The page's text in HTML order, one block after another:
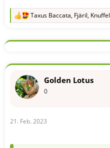
R
k
o
e
n
Taxus Baccata, Fjäril, Knuffel
Golden Lotus
0
21. Feb. 2023